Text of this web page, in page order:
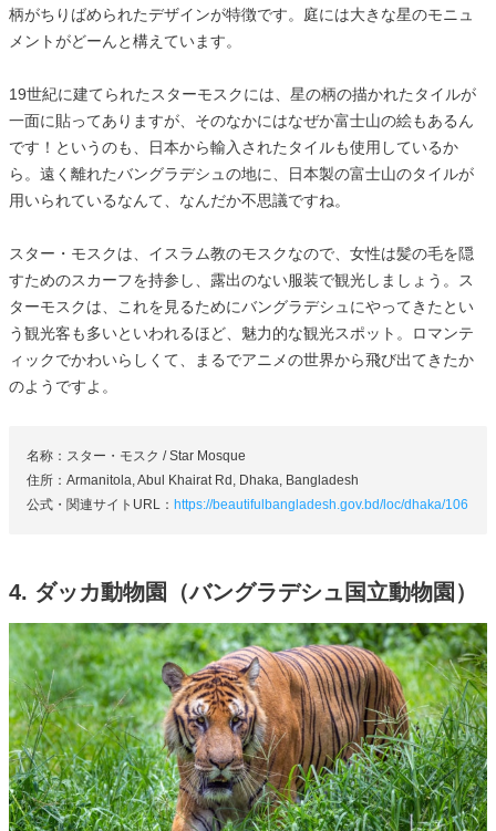
柄がちりばめられたデザインが特徴です。庭には大きな星のモニュ
メントがどーんと構えています。
19世紀に建てられたスターモスクには、星の柄の描かれたタイルが
一面に貼ってありますが、そのなかにはなぜか富士山の絵もあるん
です！というのも、日本から輸入されたタイルも使用しているか
ら。遠く離れたバングラデシュの地に、日本製の富士山のタイルが
用いられているなんて、なんだか不思議ですね。
スター・モスクは、イスラム教のモスクなので、女性は髪の毛を隠
すためのスカーフを持参し、露出のない服装で観光しましょう。ス
ターモスクは、これを見るためにバングラデシュにやってきたとい
う観光客も多いといわれるほど、魅力的な観光スポット。ロマンテ
ィックでかわいらしくて、まるでアニメの世界から飛び出てきたか
のようですよ。
名称：スター・モスク / Star Mosque
住所：Armanitola, Abul Khairat Rd, Dhaka, Bangladesh
公式・関連サイトURL： https://beautifulbangladesh.gov.bd/loc/dhaka/106
4. ダッカ動物園（バングラデシュ国立動物園）